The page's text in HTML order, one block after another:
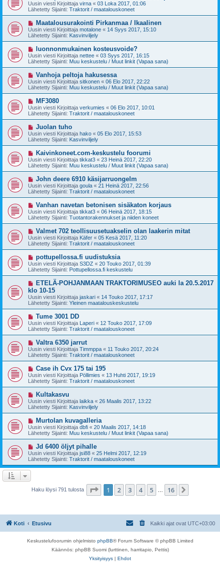
e
s
t
u
s
i
v
e
s
t
Uusin viesti Kirjoittaja virna « 03 Loka 2017, 01:06
Lähetetty Sijainti: Traktorit / maatalouskoneet
U
u
s
i
v
e
s
t
Maatalousurakointi Pirkanmaa / Ikaalinen
Uusin viesti Kirjoittaja motalone « 14 Syys 2017, 15:10
Lähetetty Sijainti: Kasvinviljely
U
u
s
i
v
e
s
t
luonnonmukainen kosteusvoide?
Uusin viesti Kirjoittaja nettee « 03 Syys 2017, 16:15
Lähetetty Sijainti: Muu keskustelu / Muut linkit (Vapaa sana)
U
u
s
i
v
e
s
t
Vanhoja peltoja hakusessa
Uusin viesti Kirjoittaja sitkonen « 06 Elo 2017, 22:22
Lähetetty Sijainti: Muu keskustelu / Muut linkit (Vapaa sana)
U
u
s
i
e
s
t
MF3080
Uusin viesti Kirjoittaja verkumies « 06 Elo 2017, 10:01
Lähetetty Sijainti: Traktorit / maatalouskoneet
U
u
s
i
v
e
s
t
Juolan tuho
Uusin viesti Kirjoittaja hako « 05 Elo 2017, 15:53
Lähetetty Sijainti: Kasvinviljely
U
u
s
i
e
s
t
Kaivinkoneet.com-keskustelu foorumi
Uusin viesti Kirjoittaja tikkat3 « 23 Heinä 2017, 22:20
Lähetetty Sijainti: Muu keskustelu / Muut linkit (Vapaa sana)
U
u
s
i
v
e
s
t
John deere 6910 käsijarruongelm
Uusin viesti Kirjoittaja goula « 21 Heinä 2017, 22:56
Lähetetty Sijainti: Traktorit / maatalouskoneet
U
u
s
i
v
e
s
t
Vanhan navetan betonisen sisäkaton korjaus
Uusin viesti Kirjoittaja tikkat3 « 06 Heinä 2017, 18:15
Lähetetty Sijainti: Tuotantorakennukset ja niiden koneet
U
u
s
i
e
s
t
Valmet 702 teollisuusetuakselin olan laakerin mitat
Uusin viesti Kirjoittaja Käfer « 05 Kesä 2017, 11:20
Lähetetty Sijainti: Traktorit / maatalouskoneet
U
u
s
i
v
e
s
t
i
pottupellossa.fi uudistuksia
Uusin viesti Kirjoittaja S3DZ « 20 Touko 2017, 01:39
Lähetetty Sijainti: Pottupellossa.fi keskustelu
U
s
i
v
i
s
t
i
ETELÄ-POHJANMAAN TRAKTORIMUSEO auki la 20.5.2017
klo 10-15
Uusin viesti Kirjoittaja jaskari « 14 Touko 2017, 17:17
Lähetetty Sijainti: Yleinen maatalouskeskustelu
U
u
s
i
v
e
s
t
Tume 3001 DD
Uusin viesti Kirjoittaja Laperi « 12 Touko 2017, 17:09
Lähetetty Sijainti: Traktorit / maatalouskoneet
U
u
s
i
e
s
t
Valtra 6350 jarrut
Uusin viesti Kirjoittaja Timmppa « 11 Touko 2017, 20:24
Lähetetty Sijainti: Traktorit / maatalouskoneet
U
u
s
i
v
e
s
t
Case ih Cvx 175 tai 195
Uusin viesti Kirjoittaja Pöllimies « 13 Huhti 2017, 19:19
Lähetetty Sijainti: Traktorit / maatalouskoneet
U
u
s
i
v
e
s
t
Kultakasvu
Uusin viesti Kirjoittaja laikka « 26 Maalis 2017, 13:22
Lähetetty Sijainti: Kasvinviljely
U
u
s
i
e
s
t
Murtolan kuvagalleria
Uusin viesti Kirjoittaja dbfi « 20 Maalis 2017, 14:18
Lähetetty Sijainti: Muu keskustelu / Muut linkit (Vapaa sana)
U
u
s
i
v
s
t
Jd 6400 öljyt pihalle
Uusin viesti Kirjoittaja jsi88 « 25 Helmi 2017, 12:19
Lähetetty Sijainti: Traktorit / maatalouskoneet
Haku löysi 791 tulosta Sivu /16
1 2 3 4 5 16
Koti Etusivu Kaikki ajat ovat UTC+03:00
Keskustelufoorumin ohjelmisto phpBB® Forum Software © phpBB Limited
Käännös: phpBB Suomi (lurttinen, harritapio, Pettis)
Yksityisyys | Ehdot